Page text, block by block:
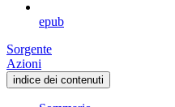
epub
Sorgente
Azioni
indice dei contenuti